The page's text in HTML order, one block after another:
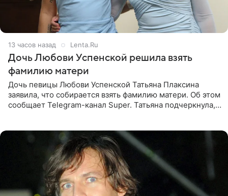
13 часов назад Lenta.Ru
Дочь Любови Успенской решила взять
фамилию матери
Дочь певицы Любови Успенской Татьяна Плаксина
заявила, что собирается взять фамилию матери. Об этом
сообщает Telegram-канал Super. Татьяна подчеркнула,